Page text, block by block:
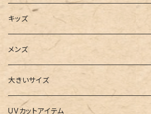
2点セット
3点セット
4点セット
5点セット
ウォレット
カードケース
キーケース
メガネチェーン
ヨガソックス
ヨガグッズ
ヨガマット
キッズ
Girls
水着
バレー
Boys
水着
グッズ
メンズ
大きいサイズ
UVカットアイテム